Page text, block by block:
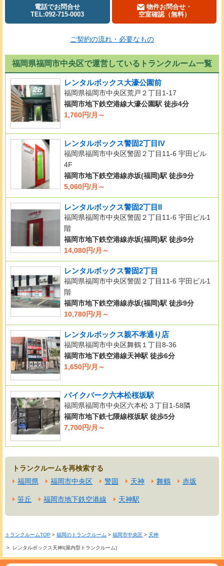
電話でお問合せ
TEL:092-715-0003
物件お問合せ・
空室確認（無料）
ご契約の流れ・必要なもの
福岡県福岡市中央区で運営しているトランクルーム一覧
レンタルボックス大濠公園前
福岡県福岡市中央区荒戸２丁目1-17
福岡市地下鉄空港線大濠公園駅 徒歩4分
1,760円/月～
レンタルボックス警固2丁目IV
福岡県福岡市中央区警固２丁目11-6 宇田ビル
4F
福岡市地下鉄空港線赤坂(福岡)駅 徒歩9分
5,060円/月～
レンタルボックス警固2丁目II
福岡県福岡市中央区警固２丁目11-6 宇田ビル1
階
福岡市地下鉄空港線赤坂(福岡)駅 徒歩9分
14,080円/月～
レンタルボックス警固2丁目
福岡県福岡市中央区警固２丁目11-6 宇田ビル1
階
福岡市地下鉄空港線赤坂(福岡)駅 徒歩9分
10,780円/月～
レンタルボックス親不孝通り店
福岡県福岡市中央区舞鶴１丁目8-36
福岡市地下鉄空港線天神駅 徒歩6分
1,650円/月～
バイクパーク六本松桜坂駅
福岡県福岡市中央区六本松３丁目1-58隣
福岡市地下鉄七隈線桜坂駅 徒歩5分
7,700円/月～
トランクルームを再検索する
福岡県
福岡市中央区 警固 天神 舞鶴 赤坂
笹丘 福岡市地下鉄空港線 天神駅
トランクルームTOP > 福岡のトランクルーム > 福岡市中央区 > 天神
> レンタルボックス天神I(屋内型トランクルーム)